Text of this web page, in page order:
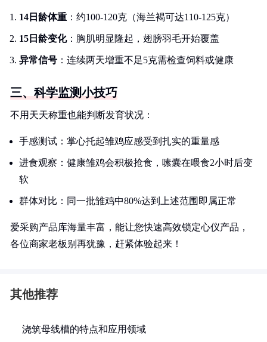
14日龄体重 ：约100-120克（海兰褐可达110-125克）
15日龄变化：胸肌明显隆起，翅膀羽毛开始覆盖
异常信号 ：连续两天增重不足5克需检查饲料或健康
三、科学监测小技巧
不用天天称重也能判断发育状况：
手感测试：掌心托起雏鸡应感受到扎实的重量感
进食观察：健康雏鸡会积极抢食，嗉囊在喂食2小时后变
软
群体对比：同一批雏鸡中80%达到上述范围即属正常
爱采购产品库海量丰富，能让您快速高效锁定心仪产品，
各位商家老板别再犹豫，赶紧体验起来！
其他推荐
浇筑母线槽的特点和应用领域